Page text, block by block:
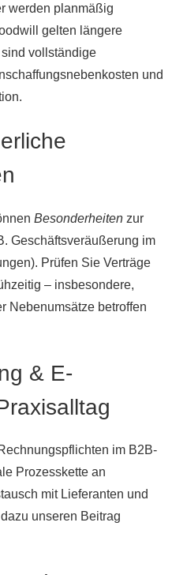
werden planmäßig
gelten längere
vollständige
und
Besonderheiten zur
Geschäftsveräußerung im
Prüfen Sie Verträge
– insbesondere,
Nebenumsätze betroffen
& E-
im B2B-
Prozesskette an
mit Lieferanten und
unseren Beitrag